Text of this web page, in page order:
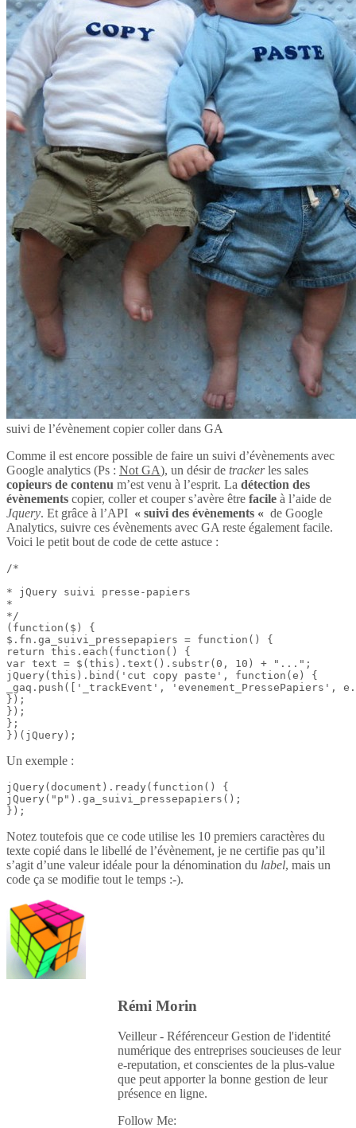
suivi de l’évènement copier coller dans GA
Comme il est encore possible de faire un suivi d’évènements avec
Google analytics (Ps : Not GA), un désir de trackerles sales
copieurs de contenu m’est venu à l’esprit. La détection des
évènements copier, coller et couper s’avère être facile à l’aide de
Jquery. Et grâce à l’API « suivi des évènements « de Google
Analytics, suivre ces évènements avec GA reste également facile.
Voici le petit bout de code de cette astuce :
/*
* jQuery suivi presse-papiers
*
*/
(function($) {
$.fn.ga_suivi_pressepapiers = function() {
return this.each(function() {
var text = $(this).text().substr(0, 10) + "...";
jQuery(this).bind('cut copy paste', function(e) {
_gaq.push(['_trackEvent', 'evenement_PressePapiers',
});
});
};
})(jQuery);
Un exemple :
jQuery(document).ready(function() {
jQuery("p").ga_suivi_pressepapiers();
});
Notez toutefois que ce code utilise les 10 premiers caractères du
texte copié dans le libellé de l’évènement, je ne certifie pas qu’il
s’agit d’une valeur idéale pour la dénomination du label, mais un
code ça se modifie tout le temps :-).
Rémi Morin
Veilleur - Référenceur Gestion de l'identité
numérique des entreprises soucieuses de leur
e-reputation, et conscientes de la plus-value
que peut apporter la bonne gestion de leur
présence en ligne.
Follow Me: